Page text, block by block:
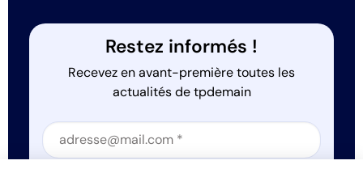
Restez informés !
Recevez en avant-première toutes les
actualités de tpdemain
Section